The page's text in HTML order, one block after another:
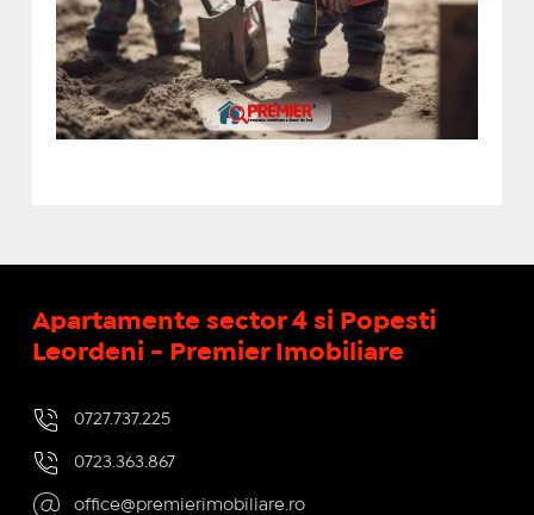
Apartamente sector 4 si Popesti
Leordeni - Premier Imobiliare
0727.737.225
0723.363.867
office@premierimobiliare.ro